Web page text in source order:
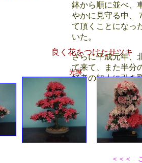
鉢から順に並べ、
やかに見守る中、
て頂くことになっ
いた。
さらに平成元年、
て来て、また半分
好者の知人に引き
良く花をつけたサツキ
光琳
＜＜＜